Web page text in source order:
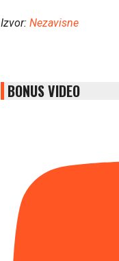
Izvor: Nezavisne
BONUS VIDEO